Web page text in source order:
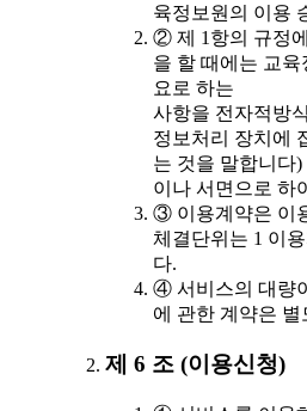
육정보원의 이용
② 제 1항의 규정
을 할 때에는 교
요로 하는
사항을 전자적방
정보처리 장치에
는 것을 말합니다)
이나 서면으로 하
③ 이용계약은 이
체결단위는 1 이
다.
④ 서비스의 대량
에 관한 계약은
제 6 조 (이용신청)